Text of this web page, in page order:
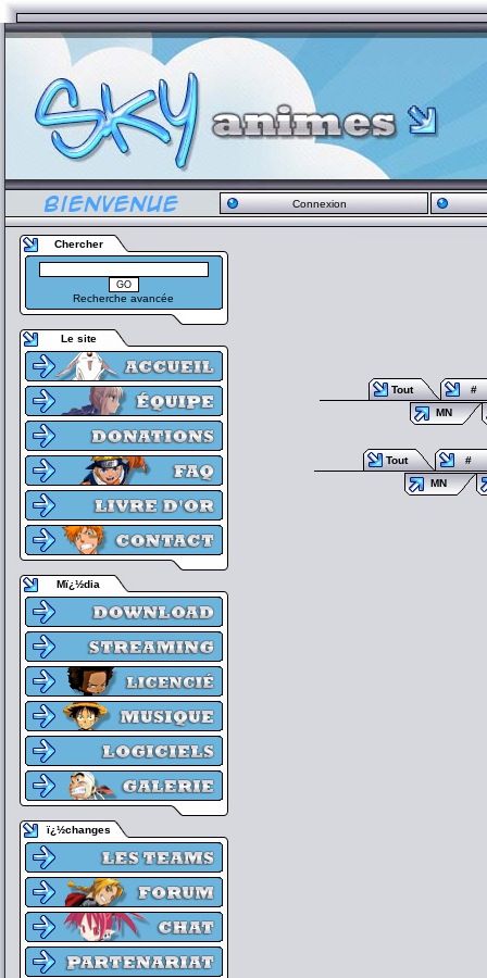
Connexion
Chercher
Recherche avancée
Le site
Mï¿½dia
ï¿½changes
Tout
#
MN
Tout
#
MN